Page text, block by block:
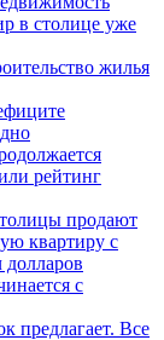
в столице уже
жилья
рейтинг
продают
квартиру с
с
предлагает. Все